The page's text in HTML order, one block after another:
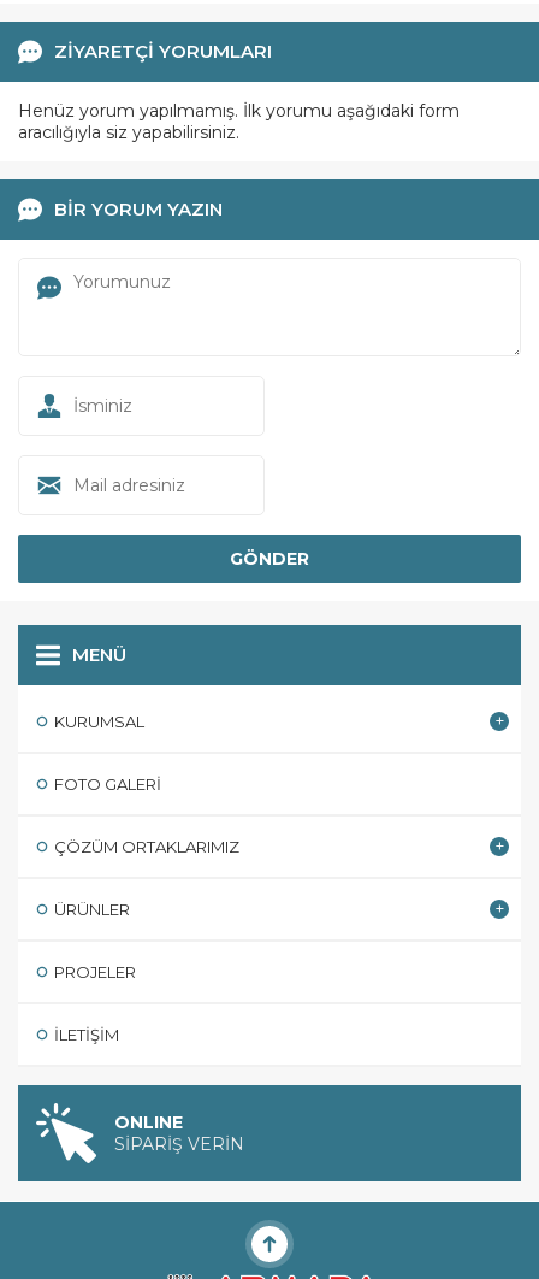
ZİYARETÇİ YORUMLARI
Henüz yorum yapılmamış. İlk yorumu aşağıdaki form
aracılığıyla siz yapabilirsiniz.
BİR YORUM YAZIN
MENÜ
KURUMSAL
FOTO GALERI
ÇÖZÜM ORTAKLARIMIZ
ÜRÜNLER
PROJELER
İLETIŞIM
ONLINE
SİPARİŞ VERİN